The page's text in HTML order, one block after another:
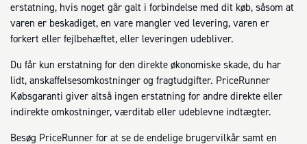
erstatning, hvis noget går galt i forbindelse med dit køb, såsom at
varen er beskadiget, en vare mangler ved levering, varen er
forkert eller fejlbehæftet, eller leveringen udebliver.
Du får kun erstatning for den direkte økonomiske skade, du har
lidt, anskaffelsesomkostninger og fragtudgifter. PriceRunner
Købsgaranti giver altså ingen erstatning for andre direkte eller
indirekte omkostninger, værditab eller udeblevne indtægter.
Besøg PriceRunner for at se de endelige brugervilkår samt en